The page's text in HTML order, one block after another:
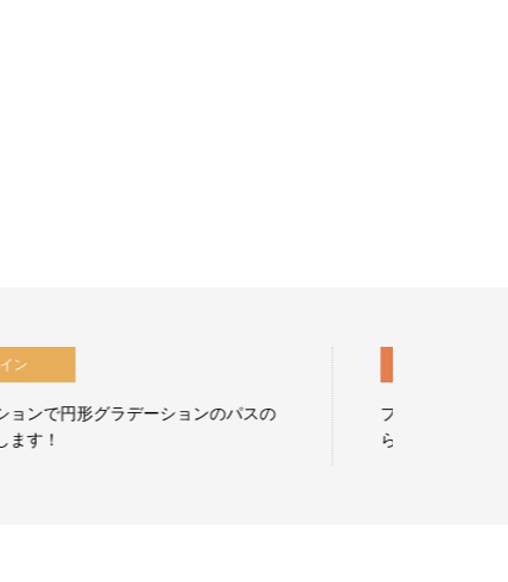
プロジェクトファイルを渡して欲しいと言われた
ら？プロジェクトマネージャーのススメ…